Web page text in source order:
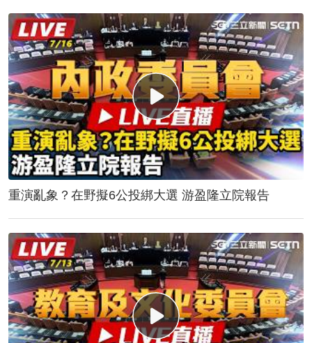
重演亂象？在野擬6公投綁大選 游盈隆立院報告